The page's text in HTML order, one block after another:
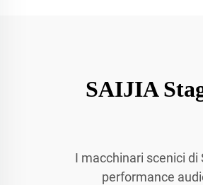
SAIJIA
I macchinari scenici
performance